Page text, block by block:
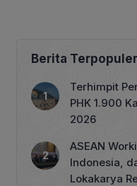
Berita Terpopuler
Terhimpit
PHK 1.900
2026
ASEAN
Indonesia,
Lokakarya